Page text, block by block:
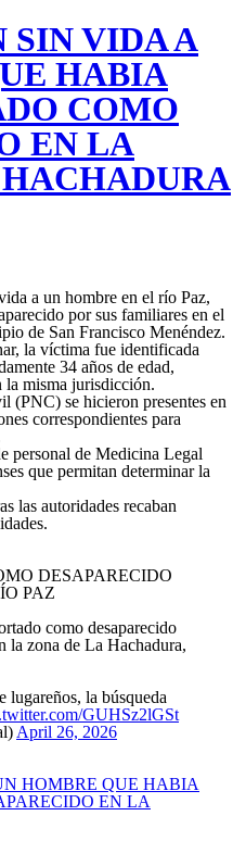
VIDA A
HABIA
COMO
EN LA
a un hombre en el río Paz,
por sus familiares en el
de San Francisco Menéndez.
la víctima fue identificada
34 años de edad,
la misma jurisdicción.
(PNC) se hicieron presentes en
correspondientes para
personal de Medicina Legal
que permitan determinar la
las autoridades recaban
DESAPARECIDO
PAZ
como desaparecido
la zona de La Hachadura,
lugareños, la búsqueda
GUHSz2lGSt
April 26, 2026